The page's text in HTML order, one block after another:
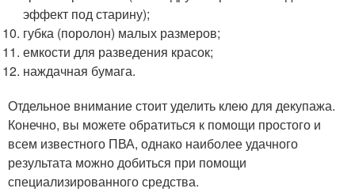
эффект под старину);
губка (поролон) малых размеров;
емкости для разведения красок;
наждачная бумага.
Отдельное внимание стоит уделить клею для декупажа.
Конечно, вы можете обратиться к помощи простого и
всем известного ПВА, однако наиболее удачного
результата можно добиться при помощи
специализированного средства.